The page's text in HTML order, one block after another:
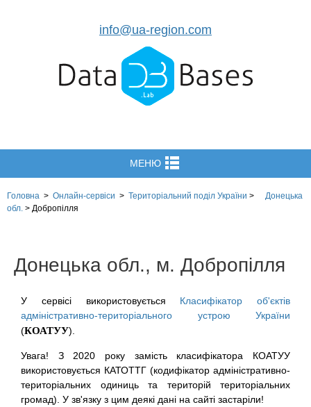
info@ua-region.com
МЕНЮ
Головна > Онлайн-сервіси > Територіальний поділ України >
Донецька
обл. > Добропілля
Донецька обл., м. Добропілля
У сервісі використовується Класифікатор об'єктів
адміністративно-територіального устрою України
(КОАТУУ).
Увага! З 2020 року замість класифікатора КОАТУУ
використовується КАТОТТГ (кодифікатор адміністративно-
територіальних одиниць та територій територіальних
громад). У зв'язку з цим деякі дані на сайті застаріли!